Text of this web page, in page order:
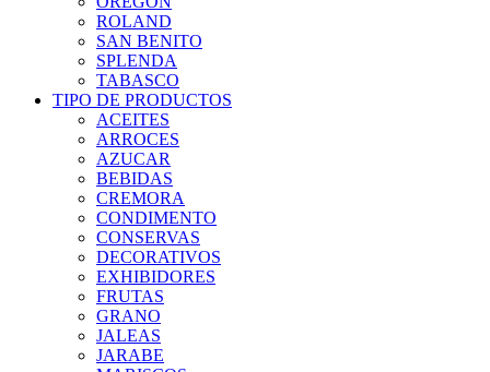
ROLAND
SAN BENITO
SPLENDA
TABASCO
TIPO DE PRODUCTOS
ACEITES
ARROCES
AZUCAR
BEBIDAS
CREMORA
CONDIMENTO
CONSERVAS
DECORATIVOS
EXHIBIDORES
FRUTAS
GRANO
JALEAS
JARABE